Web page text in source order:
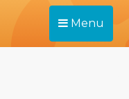
Menu